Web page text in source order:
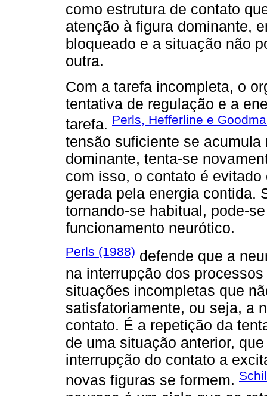
como estrutura de contato
atenção à figura dominante,
bloqueado e a situação não
outra.
Com a tarefa incompleta, o
tentativa de regulação e a
tarefa. Perls, Hefferline e
tensão suficiente se
dominante, tenta-se
com isso, o contato é
gerada pela energia contida.
tornando-se habitual, pode-
funcionamento neurótico.
Perls (1988) defende que a
na interrupção dos
situações incompletas que
satisfatoriamente, ou seja, a
contato. É a repetição da
de uma situação anterior,
interrupção do contato a
novas figuras se formem.